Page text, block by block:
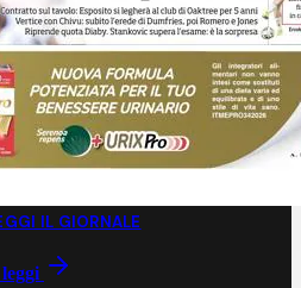
IL GIORNALE